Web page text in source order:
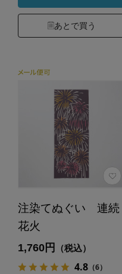
あとで買う
注染てぬぐい 連続
花火
1,760円 （税込）
4.8（6）